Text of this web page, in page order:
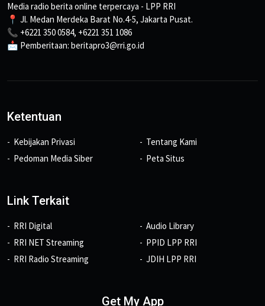
Media radio berita online terpercaya - LPP RRI
📍 Jl. Medan Merdeka Barat No.4-5, Jakarta Pusat.
📞 +6221 350 0584, +6221 351 1086
📩 Pemberitaan: beritapro3@rri.go.id
Ketentuan
Kebijakan Privasi
Pedoman Media Siber
Tentang Kami
Peta Situs
Link Terkait
RRI Digital
RRI NET Streaming
RRI Radio Streaming
Audio Library
PPID LPP RRI
JDIH LPP RRI
Get My App